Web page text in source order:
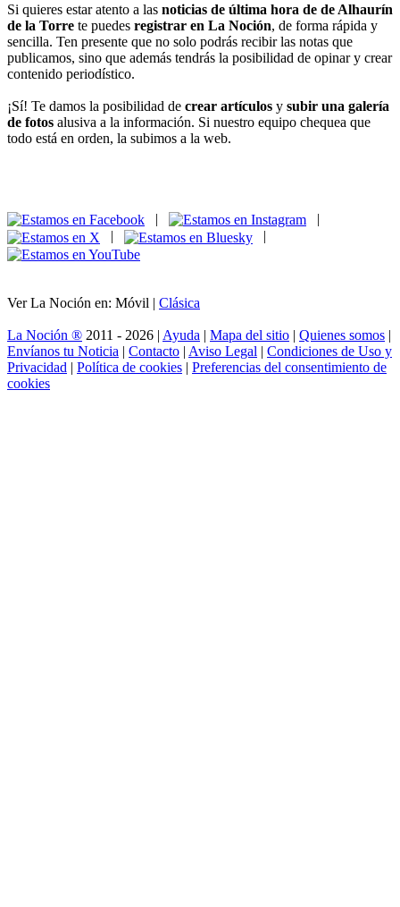
Si quieres estar atento a las noticias de última hora de de Alhaurín
de la Torre te puedes registrar en La Noción, de forma rápida y
sencilla. Ten presente que no solo podrás recibir las notas que
publicamos, sino que además tendrás la posibilidad de opinar y crear
contenido periodístico.
¡Sí! Te damos la posibilidad de crear artículos y subir una galería
de fotos alusiva a la información. Si nuestro equipo chequea que
todo está en orden, la subimos a la web.
|
|
|
|
Ver La Noción en: Móvil | Clásica
La Noción ® 2011 - 2026 | Ayuda | Mapa del sitio | Quienes somos |
Envíanos tu Noticia | Contacto | Aviso Legal | Condiciones de Uso y
Privacidad | Política de cookies | Preferencias del consentimiento de
cookies